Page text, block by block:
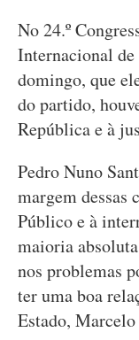
No 24.º
Internacional
domingo, que
do partido,
República e à
Pedro Nuno
margem
Público e à
maioria
nos problemas
ter uma boa
Estado, Marcelo